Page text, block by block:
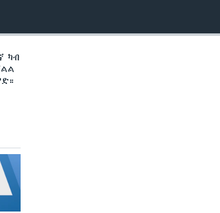
ካብ